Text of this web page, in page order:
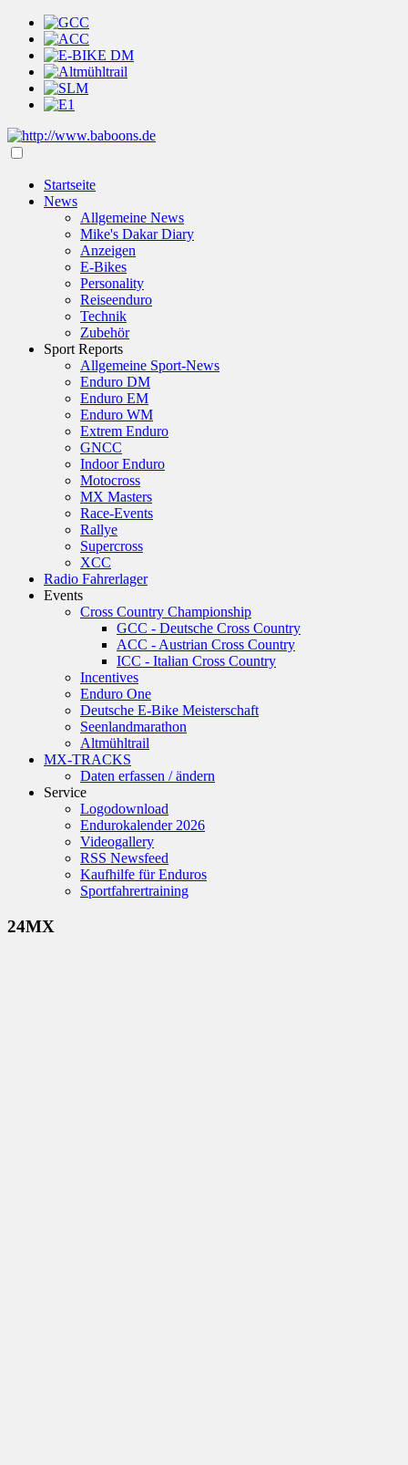
Startseite
News
Allgemeine News
Mike's Dakar Diary
Anzeigen
E-Bikes
Personality
Reiseenduro
Technik
Zubehör
Sport Reports
Allgemeine Sport-News
Enduro DM
Enduro EM
Enduro WM
Extrem Enduro
GNCC
Indoor Enduro
Motocross
MX Masters
Race-Events
Rallye
Supercross
XCC
Radio Fahrerlager
Events
Cross Country Championship
GCC - Deutsche Cross Country
ACC - Austrian Cross Country
ICC - Italian Cross Country
Incentives
Enduro One
Deutsche E-Bike Meisterschaft
Seenlandmarathon
Altmühltrail
MX-TRACKS
Daten erfassen / ändern
Service
Logodownload
Endurokalender 2026
Videogallery
RSS Newsfeed
Kaufhilfe für Enduros
Sportfahrertraining
24MX